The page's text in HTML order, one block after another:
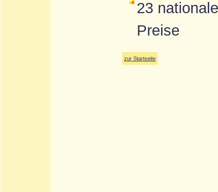
23
Preise
zur Startseite